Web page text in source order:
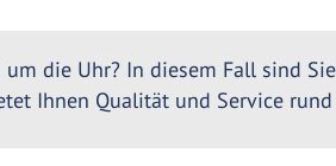
die Uhr? In diesem Fall sind
Ihnen Qualität und Service